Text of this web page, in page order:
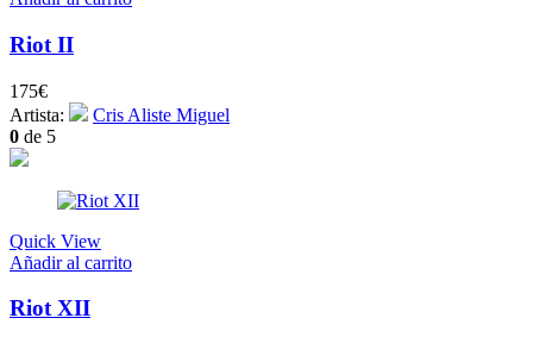
Riot II
175€
Artista:
Cris Aliste Miguel
0 de 5
Quick View
Añadir al carrito
Riot XII